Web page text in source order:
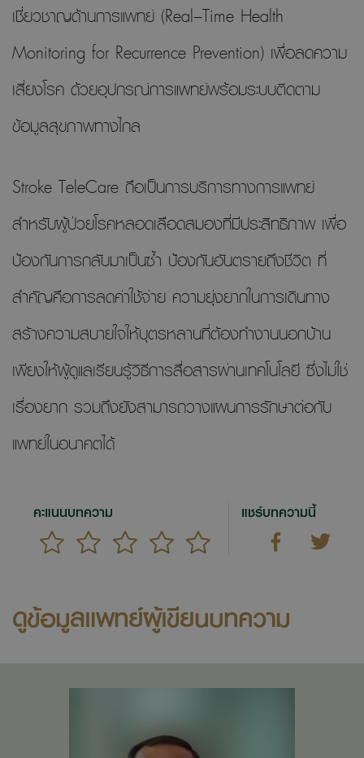
เชี่ยวชาญด้านการแพทย์ (Real–Time Health
Monitoring for Recurrence Prevention) เพื่อลดความ
เสี่ยงโรค ด้วยอุปกรณ์การแพทย์พร้อมระบบติดตาม
ข้อมูลสุขภาพทางไกล
Stroke TeleCare ถือเป็นการบริการทางการแพทย์
สำหรับผู้ป่วยโรคหลอดเลือดสมองที่มีประสิทธิภาพ เพื่อ
ป้องกันการกลับมาเป็นซ้ำ ป้องกันอันตรายถึงชีวิต ที่
สำคัญคือการลดค่าใช้จ่าย ความยุ่งยากในการเดินทาง
สร้างความสบายใจให้บุตรหลานที่ต้องทำงานนอกบ้าน
เพียงให้ผู้ดูแลเรียนรู้วิธีการสื่อสารผ่านเทคโนโลยี ซึ่งไม่ใช่
เรื่องยาก รวมถึงยังสามารถวางแผนการรักษาต่อกับ
แพทย์ในอนาคตได้
คะแนนบทความ แชร์บทความนี้
ดูข้อมูลแพทย์ผู้เขียนบทความ